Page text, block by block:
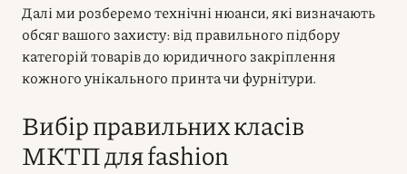
Далі ми розберемо технічні нюанси, які визначають
обсяг вашого захисту: від правильного підбору
категорій товарів до юридичного закріплення
кожного унікального принта чи фурнітури.
Вибір правильних класів
МКТП для fashion